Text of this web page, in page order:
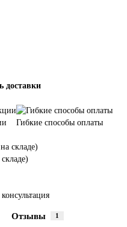
доставки
Гибкие способы оплаты
Отзывы 1